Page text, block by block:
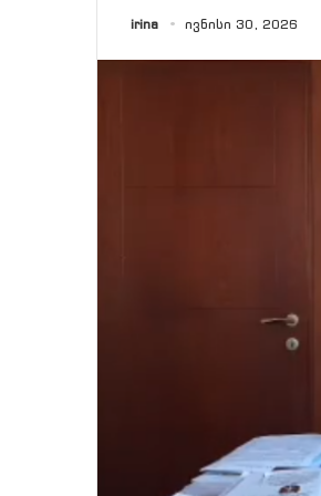
irina ივნისი 30, 2026